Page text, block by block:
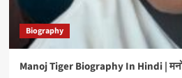
Biography
Manoj Tiger Biography In Hindi |